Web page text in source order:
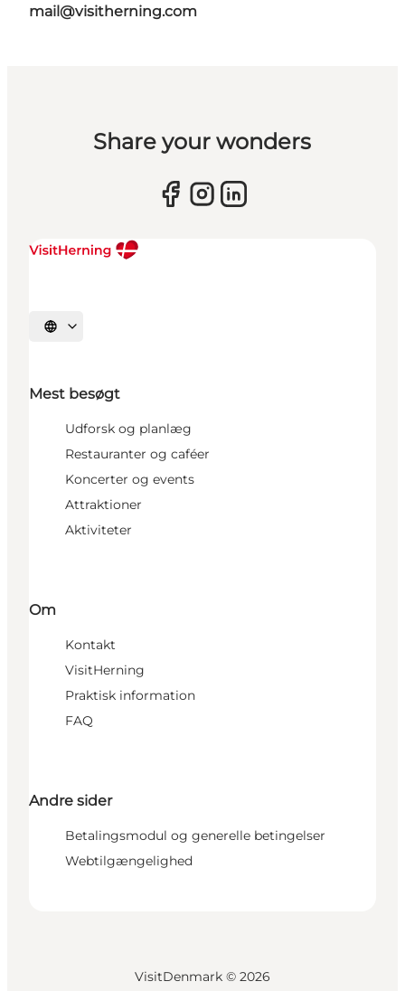
mail@visitherning.com
Share your wonders
Vælg sprog
Mest besøgt
Udforsk og planlæg
Restauranter og caféer
Koncerter og events
Attraktioner
Aktiviteter
Om
Kontakt
VisitHerning
Praktisk information
FAQ
Andre sider
Betalingsmodul og generelle betingelser
Webtilgængelighed
VisitDenmark © 2026